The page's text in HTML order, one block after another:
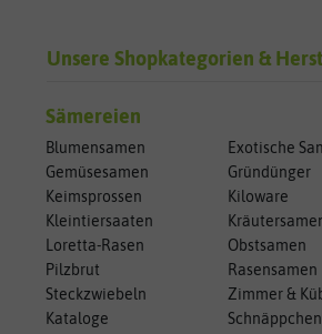
Unsere Shopkategorien &
Sämereien
Blumensamen
Exotische
Gemüsesamen
Gründünger
Keimsprossen
Kiloware
Kleintiersaaten
Loretta-Rasen
Obstsamen
Pilzbrut
Rasensamen
Steckzwiebeln
Zimmer &
Kataloge
Schnäppchen